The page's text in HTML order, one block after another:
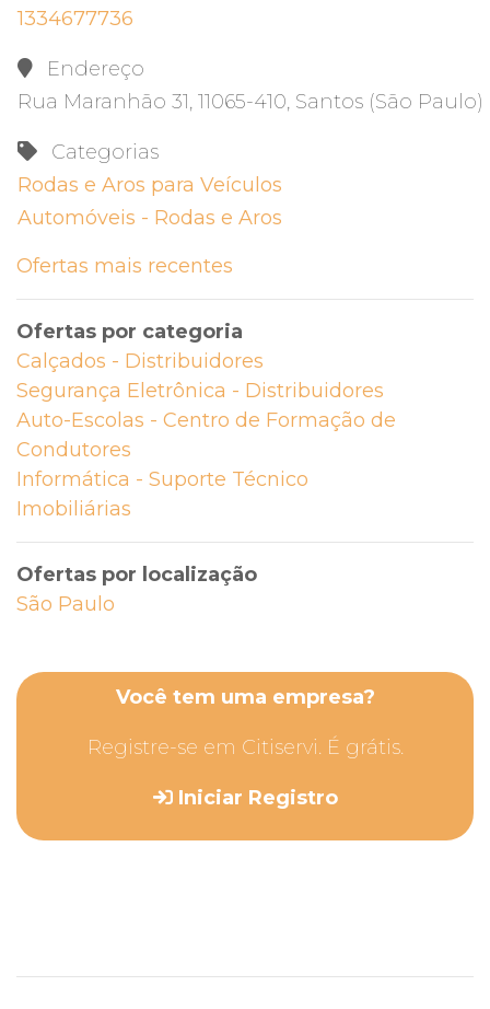
1334677736
Endereço
Rua Maranhão 31, 11065-410, Santos (São Paulo)
Categorias
Rodas e Aros para Veículos
Automóveis - Rodas e Aros
Ofertas mais recentes
Ofertas por categoria
Calçados - Distribuidores
Segurança Eletrônica - Distribuidores
Auto-Escolas - Centro de Formação de
Condutores
Informática - Suporte Técnico
Imobiliárias
Ofertas por localização
São Paulo
Você tem uma empresa?
Registre-se em Citiservi. É grátis.
Iniciar Registro